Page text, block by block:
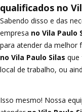
qualificados no
Sabendo disso e das
empresa no Vila Paulo
para atender da melhor
no Vila Paulo Silas que
local de trabalho, ou
Isso mesmo! Nossa